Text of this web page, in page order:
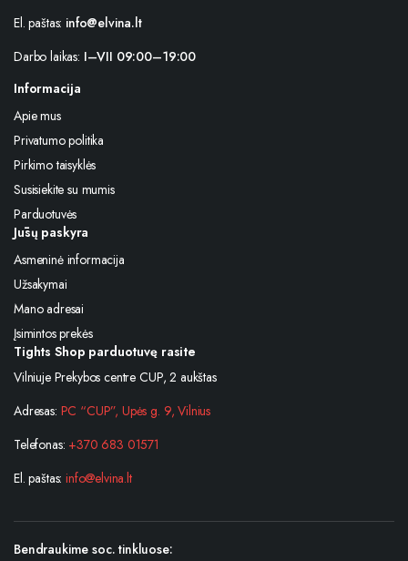
El. paštas: info@elvina.lt
Darbo laikas: I–VII 09:00–19:00
Informacija
Apie mus
Privatumo politika
Pirkimo taisyklės
Susisiekite su mumis
Parduotuvės
Jūsų paskyra
Asmeninė informacija
Užsakymai
Mano adresai
Įsimintos prekės
Tights Shop parduotuvę rasite
Vilniuje Prekybos centre CUP, 2 aukštas
Adresas: PC “CUP”, Upės g. 9, Vilnius
Telefonas: +370 683 01571
El. paštas:info@elvina.lt
Bendraukime soc. tinkluose: